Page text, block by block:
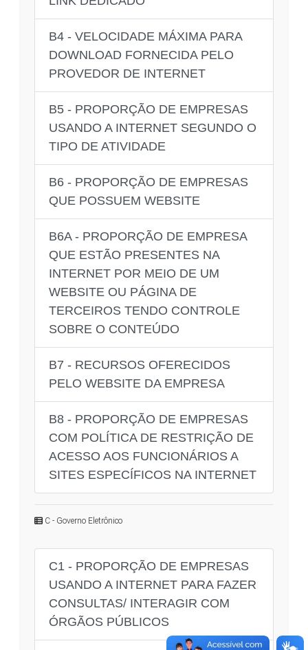
B4 - VELOCIDADE MÁXIMA PARA
DOWNLOAD FORNECIDA PELO
PROVEDOR DE INTERNET
B5 - PROPORÇÃO DE EMPRESAS
USANDO A INTERNET SEGUNDO O
TIPO DE ATIVIDADE
B6 - PROPORÇÃO DE EMPRESAS
QUE POSSUEM WEBSITE
B6A - PROPORÇÃO DE EMPRESA
QUE ESTÃO PRESENTES NA
INTERNET POR MEIO DE UM
WEBSITE OU PÁGINA DE
TERCEIROS TENDO CONTROLE
SOBRE O CONTEÚDO
B7 - RECURSOS OFERECIDOS
PELO WEBSITE DA EMPRESA
B8 - PROPORÇÃO DE EMPRESAS
COM POLÍTICA DE RESTRIÇÃO DE
ACESSO AOS FUNCIONÁRIOS A
SITES ESPECÍFICOS NA INTERNET
C - Governo Eletrônico
C1 - PROPORÇÃO DE EMPRESAS
USANDO A INTERNET PARA FAZER
CONSULTAS/ INTERAGIR COM
ÓRGÃOS PÚBLICOS